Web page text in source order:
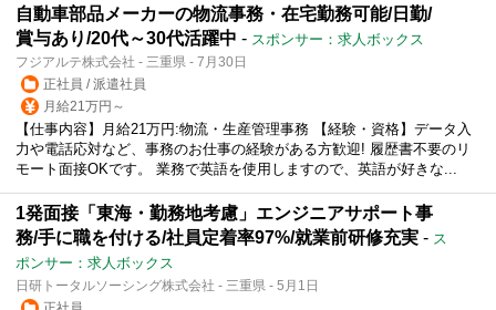
自動車部品メーカーの物流事務・在宅勤務可能/日勤/
賞与あり/20代～30代活躍中 - スポンサー：求人ボックス
フジアルテ株式会社 - 三重県 - 7月30日
正社員 / 派遣社員
月給21万円～
【仕事内容】月給21万円:物流・生産管理事務 【経験・資格】データ入
力や電話応対など、事務のお仕事の経験がある方歓迎! 履歴書不要のリ
モート面接OKです。 業務で英語を使用しますので、英語が好きな...
1発面接「東海・勤務地考慮」エンジニアサポート事
務/手に職を付ける/社員定着率97%/就業前研修充実 - ス
ポンサー：求人ボックス
日研トータルソーシング株式会社 - 三重県 - 5月1日